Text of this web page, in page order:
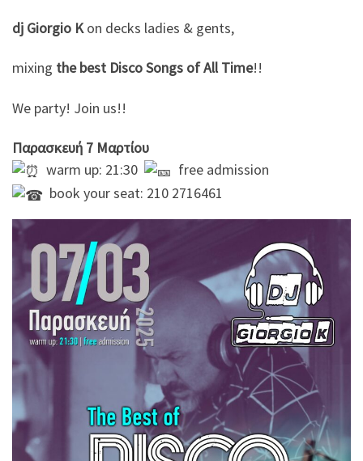
dj Giorgio Kon decks ladies & gents,
mixing the best Disco Songs of All Time!!
We party! Join us!!
Παρασκευή 7 Μαρτίου
warm up: 21:30
free admission
book your seat: 210 2716461